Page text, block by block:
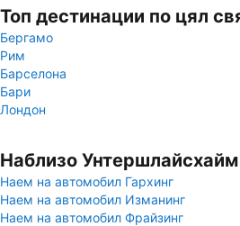
Топ дестинации по цял
Бергамо
Рим
Барселона
Бари
Лондон
Наблизо Унтершлайсхайм
Наем на автомобил Гархинг
Наем на автомобил Изманинг
Наем на автомобил Фрайзинг